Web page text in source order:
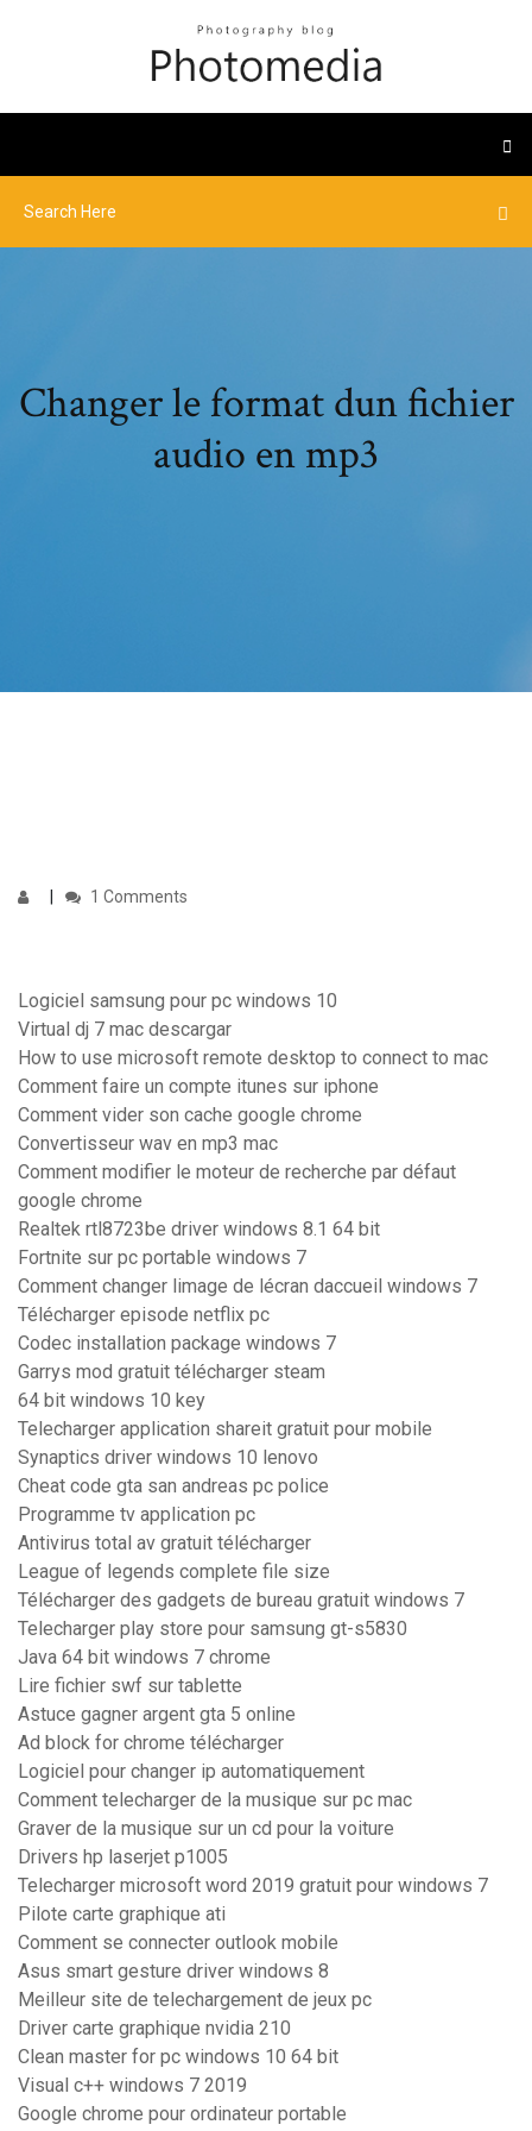
Changer le format dun fichier
audio en mp3
1 Comments
Logiciel samsung pour pc windows 10
Virtual dj 7 mac descargar
How to use microsoft remote desktop to connect to mac
Comment faire un compte itunes sur iphone
Comment vider son cache google chrome
Convertisseur wav en mp3 mac
Comment modifier le moteur de recherche par défaut
google chrome
Realtek rtl8723be driver windows 8.1 64 bit
Fortnite sur pc portable windows 7
Comment changer limage de lécran daccueil windows 7
Télécharger episode netflix pc
Codec installation package windows 7
Garrys mod gratuit télécharger steam
64 bit windows 10 key
Telecharger application shareit gratuit pour mobile
Synaptics driver windows 10 lenovo
Cheat code gta san andreas pc police
Programme tv application pc
Antivirus total av gratuit télécharger
League of legends complete file size
Télécharger des gadgets de bureau gratuit windows 7
Telecharger play store pour samsung gt-s5830
Java 64 bit windows 7 chrome
Lire fichier swf sur tablette
Astuce gagner argent gta 5 online
Ad block for chrome télécharger
Logiciel pour changer ip automatiquement
Comment telecharger de la musique sur pc mac
Graver de la musique sur un cd pour la voiture
Drivers hp laserjet p1005
Telecharger microsoft word 2019 gratuit pour windows 7
Pilote carte graphique ati
Comment se connecter outlook mobile
Asus smart gesture driver windows 8
Meilleur site de telechargement de jeux pc
Driver carte graphique nvidia 210
Clean master for pc windows 10 64 bit
Visual c++ windows 7 2019
Google chrome pour ordinateur portable